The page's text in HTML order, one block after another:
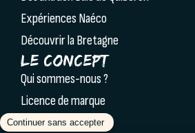
Expériences Naéco
Découvrir la Bretagne
Le concept
Qui sommes-nous ?
Licence de marque
Partenaires & labels